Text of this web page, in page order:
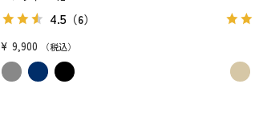
4.5（6）
¥ 9,900 税込